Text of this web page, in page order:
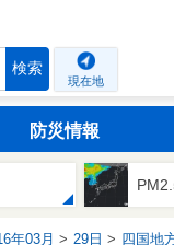
検索
現在地
防災情報
年03月 29日 四国地